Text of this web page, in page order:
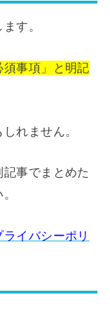
す。
事項」と明記
れません。
事でまとめた
イバシーポリ